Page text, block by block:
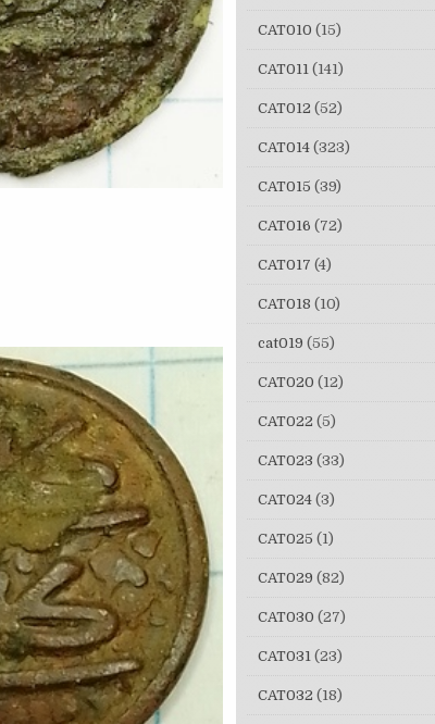
CAT010 (15)
CAT011 (141)
CAT012 (52)
CAT014 (323)
CAT015 (39)
CAT016 (72)
CAT017 (4)
CAT018 (10)
cat019 (55)
CAT020 (12)
CAT022 (5)
CAT023 (33)
CAT024 (3)
CAT025 (1)
CAT029 (82)
CAT030 (27)
CAT031 (23)
CAT032 (18)